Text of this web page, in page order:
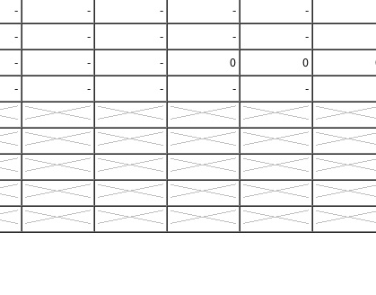
- - - -
-
- - - -
-
- - - 0 0
- - - -
-